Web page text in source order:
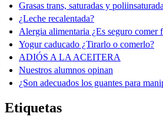
Grasas trans, saturadas y
¿Leche recalentada?
Alergia alimentaria ¿Es seguro comer
Yogur caducado ¿Tirarlo o comerlo?
ADIÓS A LA ACEITERA
Nuestros alumnos opinan
¿Son adecuados los guantes para
Etiquetas